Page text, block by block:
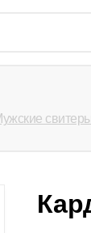
свитеры